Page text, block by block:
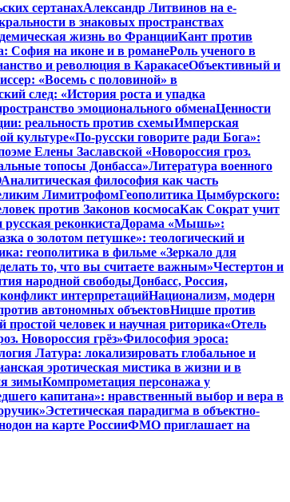
сертанахАлександр Литвинов на e-
в знаковых пространствах
жизнь во ФранцииКант против
София на иконе и в романеРоль ученого в
и революция в КаракасеОбъективный и
«Восемь с половиной» в
след: «История роста и упадка
эмоционального обменаЦенности
реальность против схемыИмперская
культуре«По-русски говорите ради Бога»:
Елены Заславской «Новороссия гроз.
топосы Донбасса»Литература военного
Аналитическая философия как часть
ЛимитрофомГеополитика Цымбурского:
против Законов космосаКак Сократ учит
реконкистаДорама «Мышь»:
о золотом петушке»: теологический и
геополитика в фильме «Зеркало для
то, что вы считаете важным»Честертон и
народной свободыДонбасс, Россия,
интерпретацийНационализм, модерн
автономных объектовНицше против
простой человек и научная риторика«Отель
Новороссия грёз»Философия эроса:
Латура: локализировать глобальное и
эротическая мистика в жизни и в
зимыКомпрометация персонажа у
капитана»: нравственный выбор и вера в
Эстетическая парадигма в объектно-
на карте РоссииФМО приглашает на